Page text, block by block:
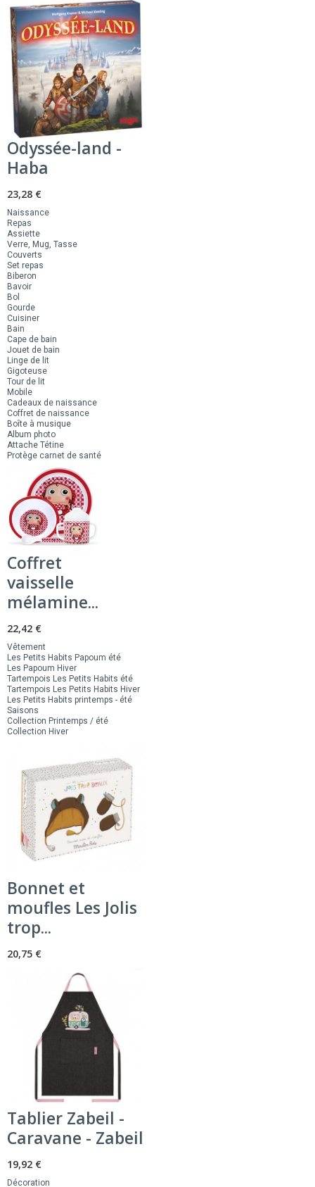
Odyssée-land -
Haba
23,28 €
Naissance
Repas
Assiette
Verre, Mug, Tasse
Couverts
Set repas
Biberon
Bavoir
Bol
Gourde
Cuisiner
Bain
Cape de bain
Jouet de bain
Linge de lit
Gigoteuse
Tour de lit
Mobile
Cadeaux de naissance
Coffret de naissance
Boîte à musique
Album photo
Attache Tétine
Protège carnet de santé
Coffret
vaisselle
mélamine...
22,42 €
Vêtement
Les Petits Habits Papoum été
Les Papoum Hiver
Tartempois Les Petits Habits été
Tartempois Les Petits Habits Hiver
Les Petits Habits printemps - été
Saisons
Collection Printemps / été
Collection Hiver
Bonnet et
moufles Les Jolis
trop...
20,75 €
Tablier Zabeil -
Caravane - Zabeil
19,92 €
Décoration